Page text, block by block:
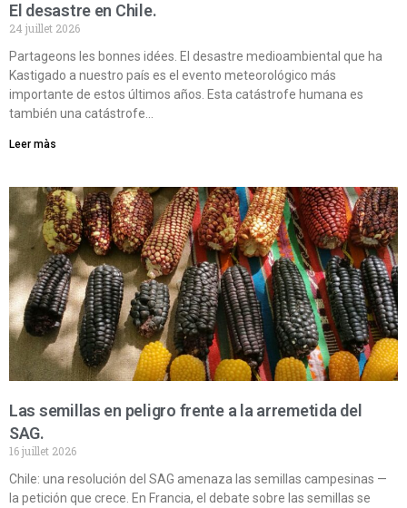
El desastre en Chile.
24 juillet 2026
Partageons les bonnes idées. El desastre medioambiental que ha
Kastigado a nuestro país es el evento meteorológico más
importante de estos últimos años. Esta catástrofe humana es
también una catástrofe…
Leer màs
Las semillas en peligro frente a la arremetida del
SAG.
16 juillet 2026
Chile: una resolución del SAG amenaza las semillas campesinas —
la petición que crece. En Francia, el debate sobre las semillas se